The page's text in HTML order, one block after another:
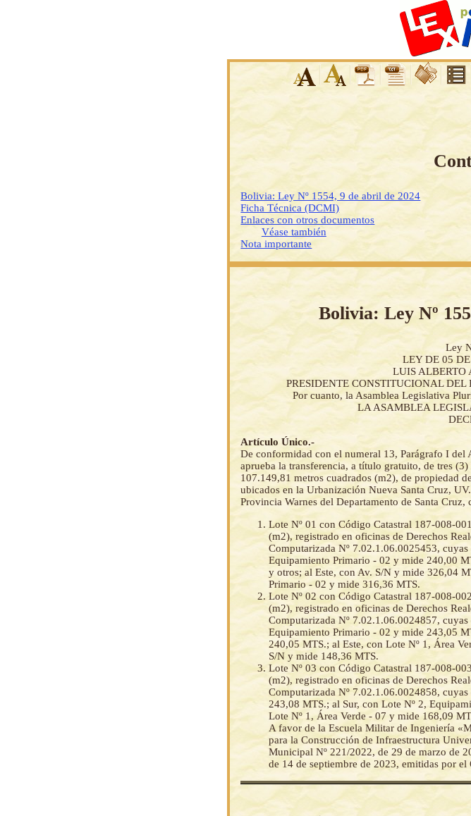
Bolivia: Ley Nº 1554, 9 de abril de 2024
Ficha Técnica (DCMI)
Enlaces con otros documentos
Véase también
Nota importante
Bolivia: Ley Nº
Ley
LEY DE 05
LUIS ALBERTO
PRESIDENTE CONSTITUCIONAL
Por cuanto, la Asamblea Legislativa
LA ASAMBLEA
Artículo Único.-
De conformidad con el numeral 13, Parágrafo I del
aprueba la transferencia, a título gratuito, de tres
107.149,81 metros cuadrados (m2), de propiedad
ubicados en la Urbanización Nueva Santa Cruz,
Provincia Warnes del Departamento de Santa
Lote Nº 01 con Código Catastral 187-008-
(m2), registrado en oficinas de Derechos
Computarizada Nº 7.02.1.06.0025453,
Equipamiento Primario - 02 y mide 240,00
y otros; al Este, con Av. S/N y mide 326,04
Primario - 02 y mide 316,36 MTS.
Lote Nº 02 con Código Catastral 187-008-
(m2), registrado en oficinas de Derechos
Computarizada Nº 7.02.1.06.0024857,
Equipamiento Primario - 02 y mide 243,05
240,05 MTS.; al Este, con Lote Nº 1, Área
S/N y mide 148,36 MTS.
Lote Nº 03 con Código Catastral 187-008-
(m2), registrado en oficinas de Derechos
Computarizada Nº 7.02.1.06.0024858,
243,08 MTS.; al Sur, con Lote Nº 2,
Lote Nº 1, Área Verde - 07 y mide 168,09
A favor de la Escuela Militar de Ingeniería
para la Construcción de Infraestructura
Municipal Nº 221/2022, de 29 de marzo de
de 14 de septiembre de 2023, emitidas por